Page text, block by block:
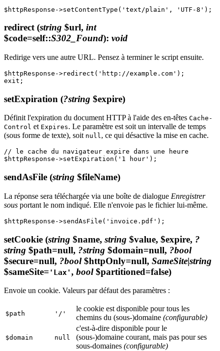
redirect(string $url, int
$code=self::S302_Found): void
Redirige vers une autre URL. Pensez à terminer le script ensuite.
$httpResponse->redirect('http://example.com');
setExpiration (?string $expire)
Définit l'expiration du document HTTP à l'aide des en-têtes Cache-
Control et Expires. Le paramètre est soit un intervalle de temps
(sous forme de texte), soit null, ce qui désactive la mise en cache.
// le cache du navigateur expire dans une heure
sendAsFile (string $fileName)
La réponse sera téléchargée via une boîte de dialogue Enregistrer
sous portant le nom indiqué. Elle n'envoie pas le fichier lui-même.
setCookie (string $name, string $value, $expire, ?
string $path=null, ?string $domain=null, ?bool
$secure=null, ?bool$httpOnly=null, SameSite|string
$sameSite= 'Lax', bool$partitioned=false)
Envoie un cookie. Valeurs par défaut des paramètres :
$path '/'
le cookie est disponible pour tous les
chemins du (sous-)domaine (configurable)
$domain null
c'est-à-dire disponible pour le
(sous-)domaine courant, mais pas pour ses
sous-domaines (configurable)